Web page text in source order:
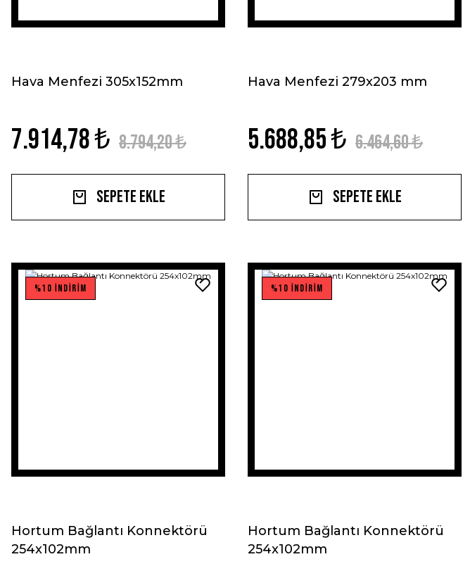
Hava Menfezi 305x152mm
7.914,78 ₺ 8.794,20 ₺
Sepete Ekle
Hava Menfezi 279x203 mm
5.688,85 ₺ 6.464,60 ₺
Sepete Ekle
%10 İNDİRİM
Hortum Bağlantı Konnektörü
254x102mm
%10 İNDİRİM
Hortum Bağlantı Konnektörü
254x102mm